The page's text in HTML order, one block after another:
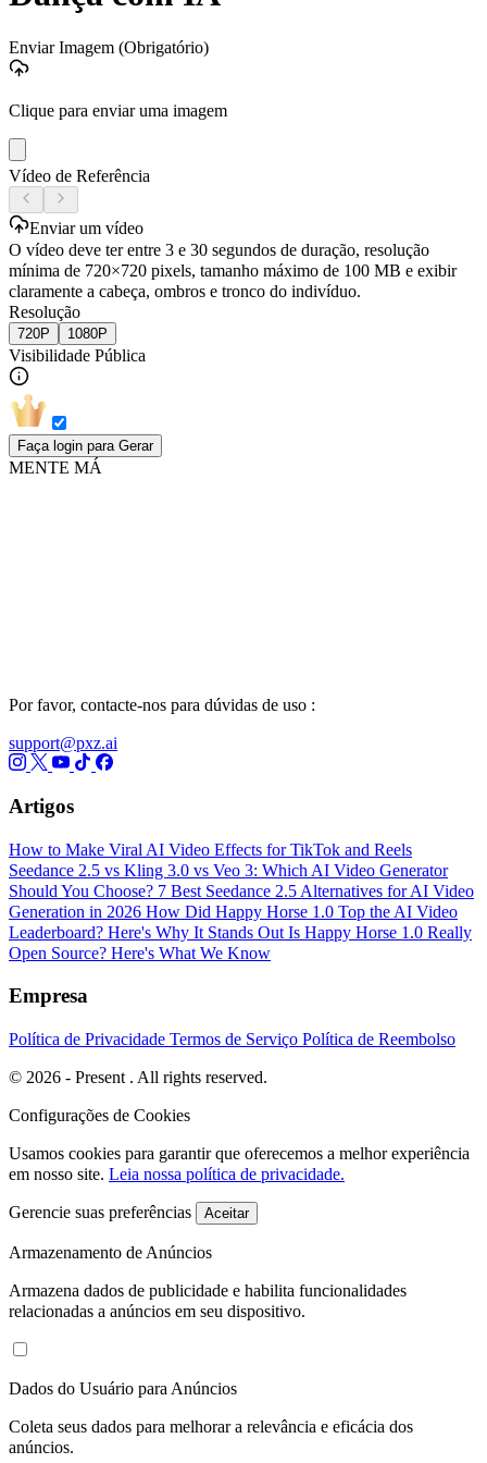
Enviar Imagem (Obrigatório)
Clique para enviar uma imagem
Vídeo de Referência
Enviar um vídeo
O vídeo deve ter entre 3 e 30 segundos de duração, resolução
mínima de 720×720 pixels, tamanho máximo de 100 MB e exibir
claramente a cabeça, ombros e tronco do indivíduo.
Resolução
720P 1080P
Visibilidade Pública
Faça login para Gerar
MENTE MÁ
Por favor, contacte-nos para dúvidas de uso :
support@pxz.ai
Artigos
How to Make Viral AI Video Effects for TikTok and Reels
Seedance 2.5 vs Kling 3.0 vs Veo 3: Which AI Video Generator
Should You Choose? 7 Best Seedance 2.5 Alternatives for AI Video
Generation in 2026 How Did Happy Horse 1.0 Top the AI Video
Leaderboard? Here's Why It Stands Out Is Happy Horse 1.0 Really
Open Source? Here's What We Know
Empresa
Política de Privacidade Termos de Serviço Política de Reembolso
© 2026 - Present . All rights reserved.
Configurações de Cookies
Usamos cookies para garantir que oferecemos a melhor experiência
em nosso site. Leia nossa política de privacidade.
Gerencie suas preferências Aceitar
Armazenamento de Anúncios
Armazena dados de publicidade e habilita funcionalidades
relacionadas a anúncios em seu dispositivo.
Dados do Usuário para Anúncios
Coleta seus dados para melhorar a relevância e eficácia dos
anúncios.